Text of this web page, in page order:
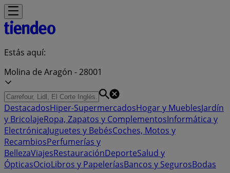
Estás aquí:
Molina de Aragón - 28001
DestacadosHiper-SupermercadosHogar y MueblesJardín
y BricolajeRopa, Zapatos y ComplementosInformática y
ElectrónicaJuguetes y BebésCoches, Motos y
RecambiosPerfumerías y
BellezaViajesRestauraciónDeporteSalud y
ÓpticasOcioLibros y PapeleríasBancos y SegurosBodas